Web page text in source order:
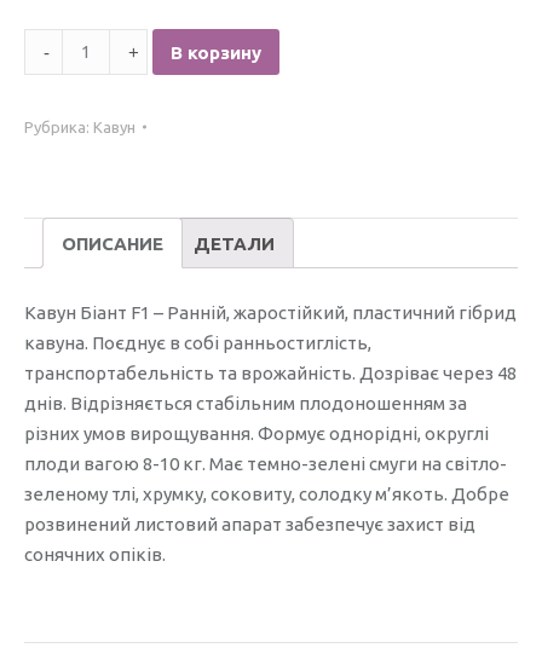
Количество
Кавун
F1
В корзину
Рубрика: Кавун
ОПИСАНИЕ ДЕТАЛИ
Кавун Біант F1 – Ранній, жаростійкий, пластичний гібрид
кавуна. Поєднує в собі ранньостиглість,
транспортабельність та врожайність. Дозріває через 48
днів. Відрізняється стабільним плодоношенням за
різних умов вирощування. Формує однорідні, округлі
плоди вагою 8-10 кг. Має темно-зелені смуги на світло-
зеленому тлі, хрумку, соковиту, солодку м’якоть. Добре
розвинений листовий апарат забезпечує захист від
сонячних опіків.